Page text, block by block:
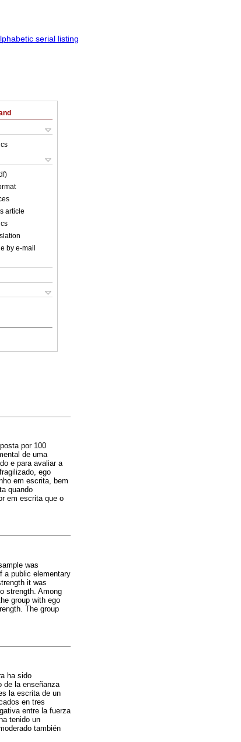
article
by e-mail
por 100
de uma
e para avaliar a
ego
em escrita, bem
quando
em escrita que o
was
a public elementary
it was
strength. Among
group with ego
The group
ha sido
de la enseñanza
la escrita de un
en tres
entre la fuerza
tenido un
también